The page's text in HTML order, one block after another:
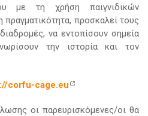
με τη χρήση παιγνιδικών
προσκαλεί τους
να εντοπίσουν σημεία
την ιστορία και τον
corfu-cage.eu
οι παρευρισκόμενες/οι θα